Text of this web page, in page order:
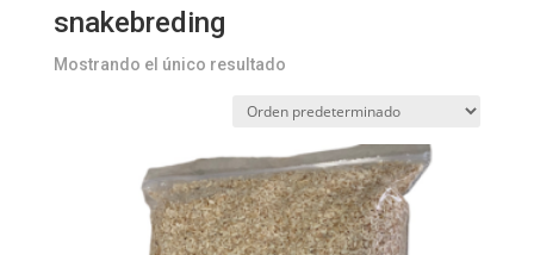
snakebreding
Mostrando el único resultado